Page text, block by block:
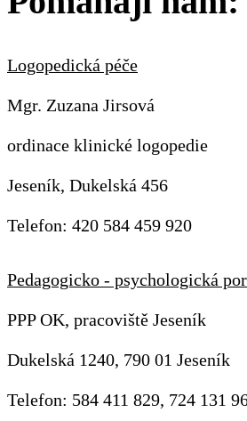
Logopedická péče
Mgr. Zuzana Jirsová
ordinace klinické logopedie
Jeseník, Dukelská 456
Telefon: 420 584 459 920
Pedagogicko - psychologická
PPP OK, pracoviště Jeseník
Dukelská 1240, 790 01 Jeseník
Telefon: 584 411 829, 724 131